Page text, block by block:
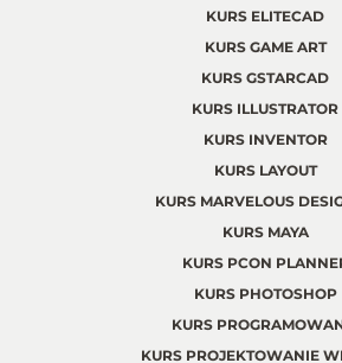
KURS ELITECAD
KURS GAME ART
KURS GSTARCAD
KURS ILLUSTRATOR
KURS INVENTOR
KURS LAYOUT
KURS MARVELOUS
KURS MAYA
KURS PCON
KURS PHOTOSHOP
KURS
KURS PROJEKTOWANIE